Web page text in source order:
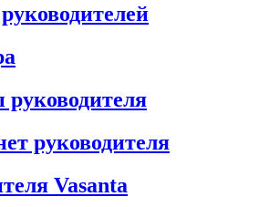
руководителя
руководителя
Vasanta